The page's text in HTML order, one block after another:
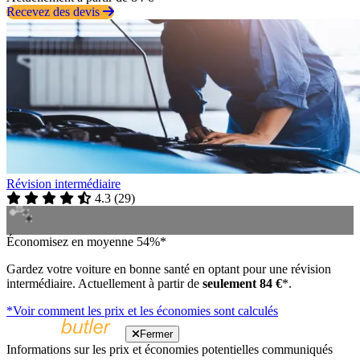
Recevez des devis
Révision intermédiaire
4.3 (29)
Économisez en moyenne 54%*
Gardez votre voiture en bonne santé en optant pour une révision
intermédiaire. Actuellement à partir de seulement 84 €*.
*Voir comment les prix et les économies sont calculés
Fermer
Informations sur les prix et économies potentielles communiqués